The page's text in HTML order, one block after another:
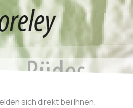
sich direkt bei Ihnen.